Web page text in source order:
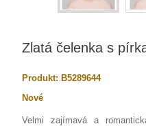
Zlatá čelenka s
Produkt: B5289644
Nové
Velmi zajímavá a